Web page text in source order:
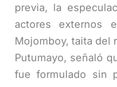
previa, la
actores externos
Mojomboy, taita del
Putumayo, señaló
fue formulado sin